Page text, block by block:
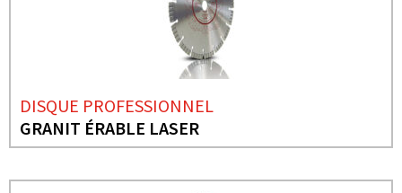
DISQUE PROFESSIONNEL
GRANIT ÉRABLE LASER